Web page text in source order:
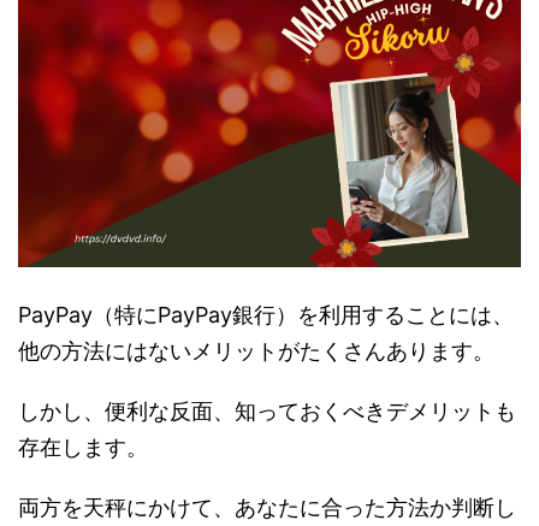
PayPay（特にPayPay銀行）を利用することには、
他の方法にはないメリットがたくさんあります。
しかし、便利な反面、知っておくべきデメリットも
存在します。
両方を天秤にかけて、あなたに合った方法か判断し